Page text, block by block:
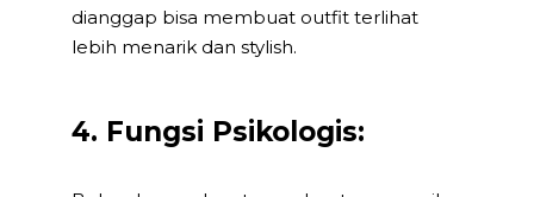
dianggap bisa membuat outfit terlihat
lebih menarik dan stylish.
4. Fungsi Psikologis: